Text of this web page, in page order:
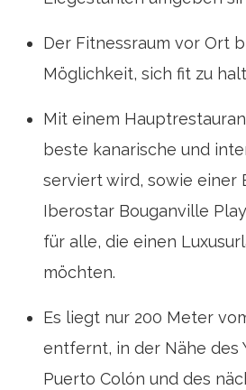
Der Fitnessraum vor Ort
Möglichkeit, sich fit zu
Mit einem
beste kanarische und
serviert wird, sowie einer
Iberostar Bouganville
für alle, die einen
möchten.
Es liegt nur 200 Meter
entfernt, in der Nähe des
Puerto Colón und des